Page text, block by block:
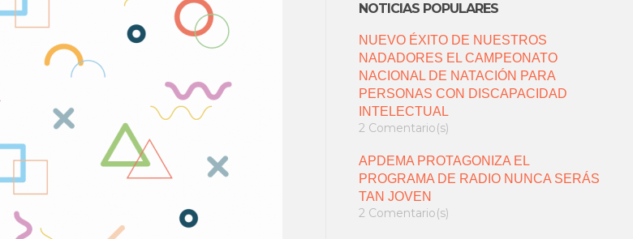
NOTICIAS POPULARES
NUEVO ÉXITO DE NUESTROS
NADADORES EL CAMPEONATO
NACIONAL DE NATACIÓN PARA
PERSONAS CON DISCAPACIDAD
INTELECTUAL
2 Comentario(s)
APDEMA PROTAGONIZA EL
PROGRAMA DE RADIO NUNCA SERÁS
TAN JOVEN
2 Comentario(s)